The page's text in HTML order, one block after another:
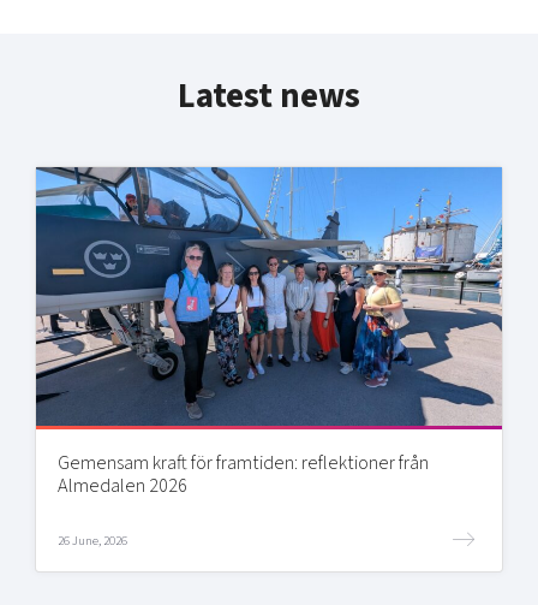
Latest news
Gemensam kraft för framtiden: reflektioner från
Almedalen 2026
26 June, 2026